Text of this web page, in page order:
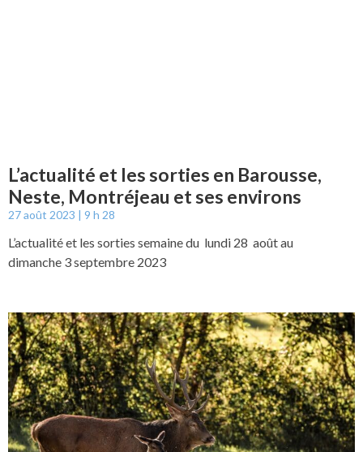
L’actualité et les sorties en Barousse,
Neste, Montréjeau et ses environs
27 août 2023 9 h 28
L’actualité et les sorties semaine du lundi 28 août au
dimanche 3 septembre 2023